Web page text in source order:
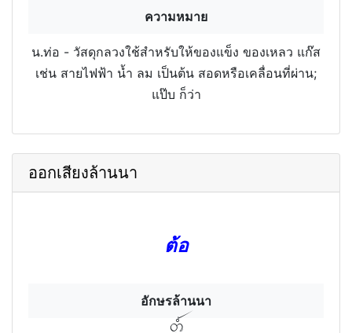
ความหมาย
น.ท่อ - วัสดุกลวงใช้สำหรับให้ของแข็ง ของเหลว แก๊ส
เช่น สายไฟฟ้า น้ำ ลม เป็นต้น สอดหรือเคลื่อนที่ผ่าน;
แป๊บ ก็ว่า
ออกเสียงล้านนา
ต้อ
อักษรล้านนา
ตํอฯ